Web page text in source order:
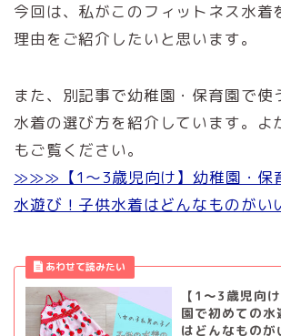
今回は、私がこのフィットネス水着
理由をご紹介したいと思います。
また、別記事で幼稚園・保育園で使
水着の選び方を紹介しています。よ
もご覧ください。
≫≫≫【1～3歳児向け】幼稚園・保
水遊び！子供水着はどんなものがい
【1～3歳児向
園で初めての水
はどんなものが